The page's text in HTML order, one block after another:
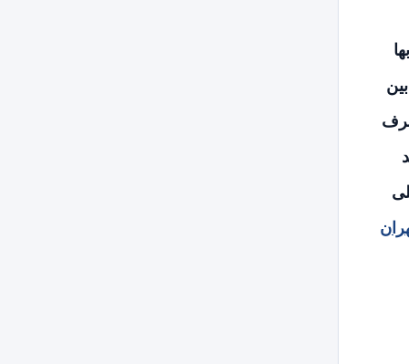
طبعا بخلاف حجم العفش المراد نقله فعند نقل مثلا بيت مكون من 5 غرف